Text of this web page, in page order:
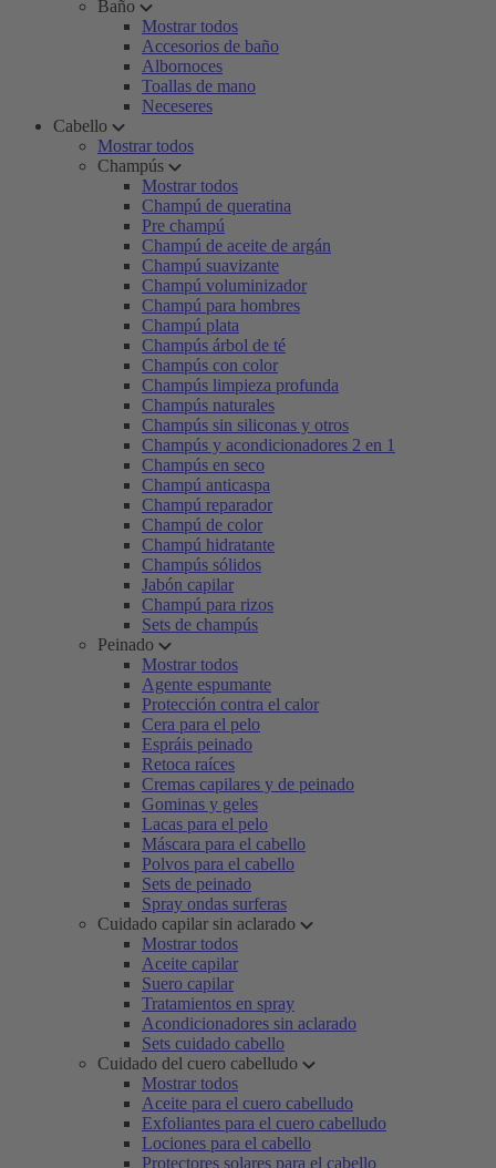
Baño
Mostrar todos
Accesorios de baño
Albornoces
Toallas de mano
Neceseres
Cabello
Mostrar todos
Champús
Mostrar todos
Champú de queratina
Pre champú
Champú de aceite de argán
Champú suavizante
Champú voluminizador
Champú para hombres
Champú plata
Champús árbol de té
Champús con color
Champús limpieza profunda
Champús naturales
Champús sin siliconas y otros
Champús y acondicionadores 2 en 1
Champús en seco
Champú anticaspa
Champú reparador
Champú de color
Champú hidratante
Champús sólidos
Jabón capilar
Champú para rizos
Sets de champús
Peinado
Mostrar todos
Agente espumante
Protección contra el calor
Cera para el pelo
Espráis peinado
Retoca raíces
Cremas capilares y de peinado
Gominas y geles
Lacas para el pelo
Máscara para el cabello
Polvos para el cabello
Sets de peinado
Spray ondas surferas
Cuidado capilar sin aclarado
Mostrar todos
Aceite capilar
Suero capilar
Tratamientos en spray
Acondicionadores sin aclarado
Sets cuidado cabello
Cuidado del cuero cabelludo
Mostrar todos
Aceite para el cuero cabelludo
Exfoliantes para el cuero cabelludo
Lociones para el cabello
Protectores solares para el cabello